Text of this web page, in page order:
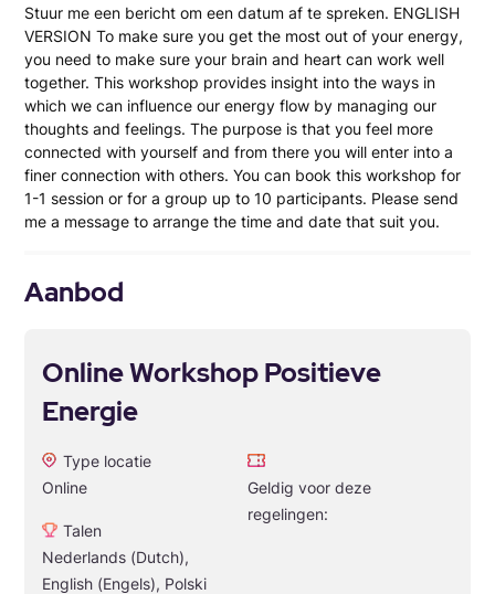
Stuur me een bericht om een datum af te spreken. ENGLISH
VERSION To make sure you get the most out of your energy,
you need to make sure your brain and heart can work well
together. This workshop provides insight into the ways in
which we can influence our energy flow by managing our
thoughts and feelings. The purpose is that you feel more
connected with yourself and from there you will enter into a
finer connection with others. You can book this workshop for
1-1 session or for a group up to 10 participants. Please send
me a message to arrange the time and date that suit you.
Aanbod
Online Workshop Positieve
Energie
Type locatie
Online
Geldig voor deze
regelingen:
Talen
Nederlands (Dutch),
English (Engels), Polski